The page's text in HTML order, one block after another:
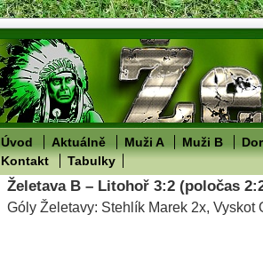
Úvod Aktuálně Muži A Muži B
Kontakt
Tabulky
Želetava B – Litohoř 3:2 (poločas
Góly Želetavy: Stehlík Marek 2x, Vyskot